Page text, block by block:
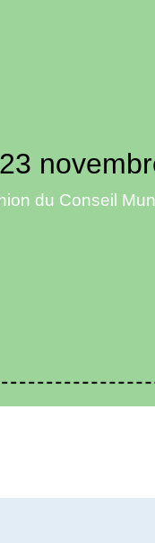
du Conseil